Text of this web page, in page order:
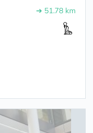
➔ 51.78 km